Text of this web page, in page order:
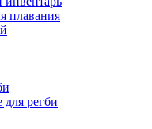
плавания
регби